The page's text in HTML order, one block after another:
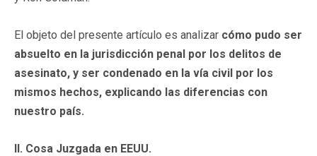
El objeto del presente artículo es analizar cómo pudo ser
absuelto en la jurisdicción penal por los delitos de
asesinato, y ser condenado en la vía civil por los
mismos hechos, explicando las diferencias con
nuestro país.
II. Cosa Juzgada en EEUU.